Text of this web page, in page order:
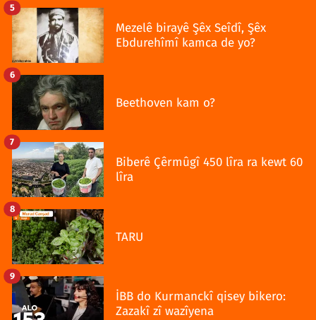
Mezelê birayê Şêx Seîdî, Şêx
Ebdurehîmî kamca de yo?
5
Beethoven kam o?
6
Biberê Çêrmûgî 450 lîra ra kewt 60
lîra
7
TARU
8
İBB do Kurmanckî qisey bikero:
Zazakî zî wazîyena
9